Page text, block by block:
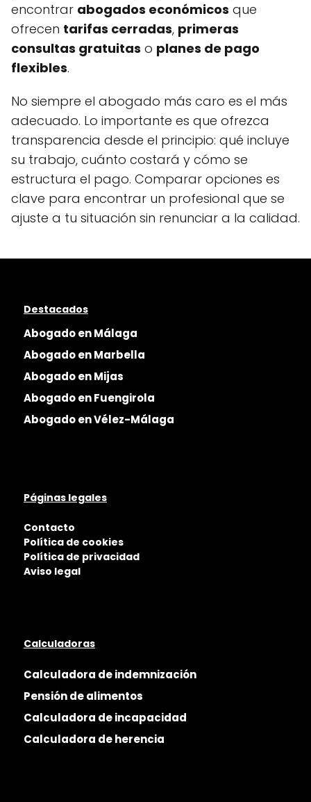
encontrar abogados económicos que
ofrecen tarifas cerradas, primeras
consultas gratuitas o planes de pago
flexibles.
No siempre el abogado más caro es el más
adecuado. Lo importante es que ofrezca
transparencia desde el principio: qué incluye
su trabajo, cuánto costará y cómo se
estructura el pago. Comparar opciones es
clave para encontrar un profesional que se
ajuste a tu situación sin renunciar a la calidad.
Destacados
Abogado en Málaga
Abogado en Marbella
Abogado en Mijas
Abogado en Fuengirola
Abogado en Vélez-Málaga
Páginas legales
Contacto
Política de cookies
Política de privacidad
Aviso legal
Calculadoras
Calculadora de indemnización
Pensión de alimentos
Calculadora de incapacidad
Calculadora de herencia